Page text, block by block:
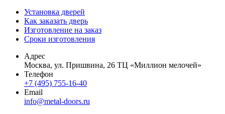
Установка дверей
Как заказать дверь
Изготовление на заказ
Сроки изготовления
Адрес
Москва, ул. Пришвина, 26 ТЦ «Миллион мелочей»
Телефон
+7 (495) 755-16-40
Email
info@metal-doors.ru